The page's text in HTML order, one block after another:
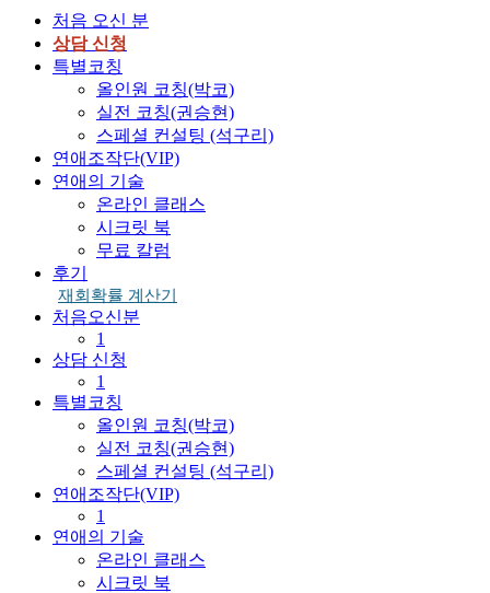
처음 오신 분
상담 신청
특별코칭
올인원 코칭(박코)
실전 코칭(권승현)
스페셜 컨설팅 (석구리)
연애조작단(VIP)
연애의 기술
온라인 클래스
시크릿 북
무료 칼럼
후기
재회확률 계산기
처음오신분
1
상담 신청
1
특별코칭
올인원 코칭(박코)
실전 코칭(권승현)
스페셜 컨설팅 (석구리)
연애조작단(VIP)
1
연애의 기술
온라인 클래스
시크릿 북